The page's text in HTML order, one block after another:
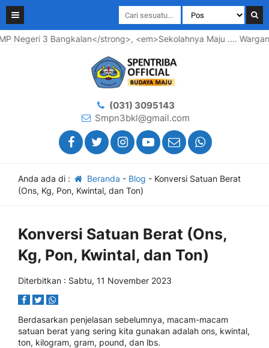
3 Bangkalan</strong>, <em>Sekolahnya Maju .... Warganya
(031) 3095143
Smpn3bkl@gmail.com
Anda ada di : Beranda - Blog - Konversi Satuan Berat
(Ons, Kg, Pon, Kwintal, dan Ton)
Konversi Satuan Berat (Ons,
Kg, Pon, Kwintal, dan Ton)
Diterbitkan : Sabtu, 11 November 2023
Berdasarkan penjelasan sebelumnya, macam-macam
satuan berat yang sering kita gunakan adalah ons, kwintal,
ton, kilogram, gram, pound, dan lbs.